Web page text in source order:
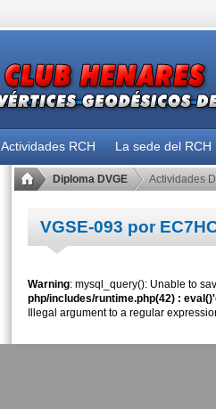
Actividades RCH La sede del RCH
Diploma DVGE Actividades
VGSE-093 por
Warning: mysql_query(): Unable to
php/includes/runtime.php(42) :
Illegal argument to a regular